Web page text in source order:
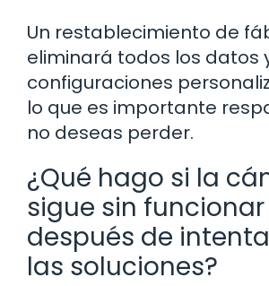
Un restablecimiento de
eliminará todos los datos
configuraciones
lo que es importante
no deseas perder.
¿Qué hago si la
sigue sin funcionar
después de
las soluciones?